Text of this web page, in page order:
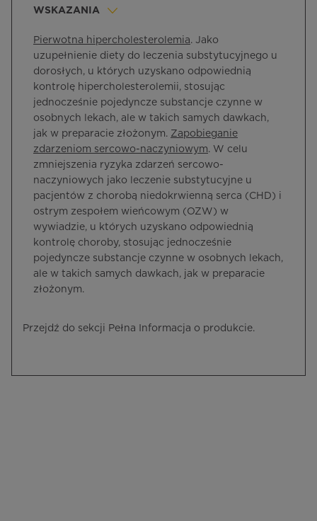
WSKAZANIA
Pierwotna hipercholesterolemia. Jako
uzupełnienie diety do leczenia substytucyjnego u
dorosłych, u których uzyskano odpowiednią
kontrolę hipercholesterolemii, stosując
jednocześnie pojedyncze substancje czynne w
osobnych lekach, ale w takich samych dawkach,
jak w preparacie złożonym. Zapobieganie
zdarzeniom sercowo-naczyniowym. W celu
zmniejszenia ryzyka zdarzeń sercowo-
naczyniowych jako leczenie substytucyjne u
pacjentów z chorobą niedokrwienną serca (CHD) i
ostrym zespołem wieńcowym (OZW) w
wywiadzie, u których uzyskano odpowiednią
kontrolę choroby, stosując jednocześnie
pojedyncze substancje czynne w osobnych lekach,
ale w takich samych dawkach, jak w preparacie
złożonym.
Przejdź do sekcji Pełna Informacja o produkcie.